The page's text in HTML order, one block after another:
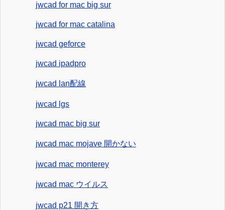
jwcad for mac big sur
jwcad for mac catalina
jwcad geforce
jwcad ipadpro
jwcad lan配線
jwcad lgs
jwcad mac big sur
jwcad mac mojave 開かない
jwcad mac monterey
jwcad mac ウイルス
jwcad p21 開き方